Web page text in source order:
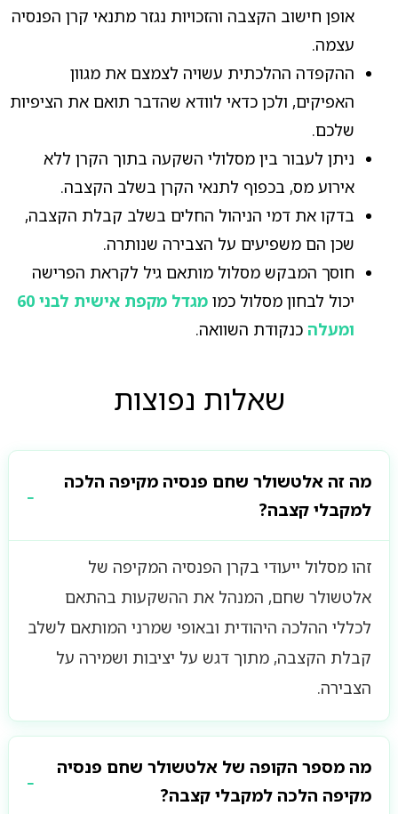
אופן חישוב הקצבה והזכויות נגזר מתנאי קרן הפנסיה
עצמה.
ההקפדה ההלכתית עשויה לצמצם את מגוון
האפיקים, ולכן כדאי לוודא שהדבר תואם את הציפיות
שלכם.
ניתן לעבור בין מסלולי השקעה בתוך הקרן ללא
אירוע מס, בכפוף לתנאי הקרן בשלב הקצבה.
בדקו את דמי הניהול החלים בשלב קבלת הקצבה,
שכן הם משפיעים על הצבירה שנותרה.
חוסך המבקש מסלול מותאם גיל לקראת הפרישה
יכול לבחון מסלול כמו
מגדל מקפת אישית לבני 60
ומעלהכנקודת השוואה.
שאלות נפוצות
מה זה אלטשולר שחם פנסיה מקיפה הלכה
למקבלי קצבה?
זהו מסלול ייעודי בקרן הפנסיה המקיפה של
אלטשולר שחם, המנהל את ההשקעות בהתאם
לכללי ההלכה היהודית ובאופי שמרני המותאם לשלב
קבלת הקצבה, מתוך דגש על יציבות ושמירה על
הצבירה.
מה מספר הקופה של אלטשולר שחם פנסיה
מקיפה הלכה למקבלי קצבה?